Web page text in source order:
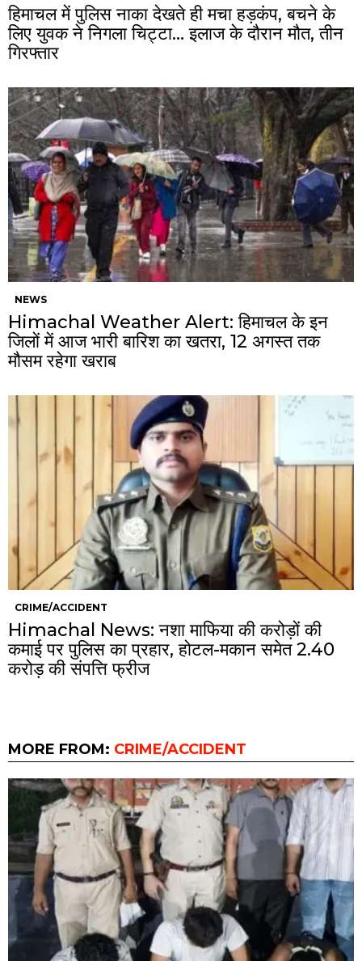
हिमाचल में पुलिस नाका देखते ही मचा हड़कंप, बचने के
लिए युवक ने निगला चिट्टा… इलाज के दौरान मौत, तीन
गिरफ्तार
NEWS
Himachal Weather Alert: हिमाचल के इन
जिलों में आज भारी बारिश का खतरा, 12 अगस्त तक
मौसम रहेगा खराब
CRIME/ACCIDENT
Himachal News: नशा माफिया की करोड़ों की
कमाई पर पुलिस का प्रहार, होटल-मकान समेत 2.40
करोड़ की संपत्ति फ्रीज
MORE FROM: CRIME/ACCIDENT